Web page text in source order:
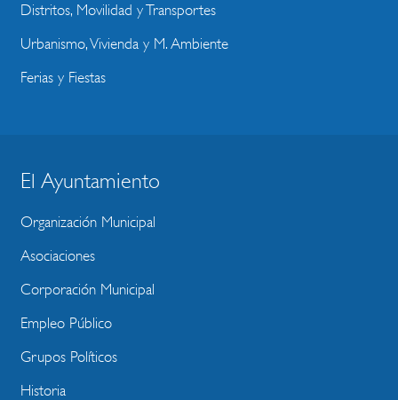
Distritos, Movilidad y Transportes
Urbanismo, Vivienda y M. Ambiente
Ferias y Fiestas
BLOQUE
MENU
WEBSITE
El Ayuntamiento
Organización Municipal
Asociaciones
Corporación Municipal
Empleo Público
Grupos Políticos
Historia